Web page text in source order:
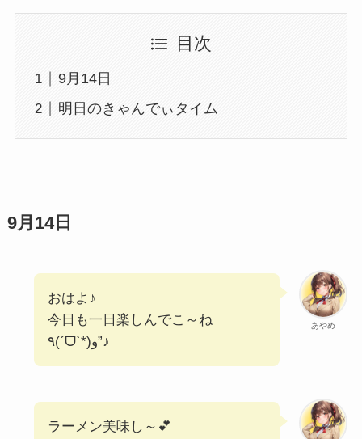
目次
9月14日
明日のきゃんでぃタイム
9月14日
あやめ
おはよ♪
今日も一日楽しんでこ～ね
٩(ˊᗜˋ*)و”♪
ラーメン美味し～💕